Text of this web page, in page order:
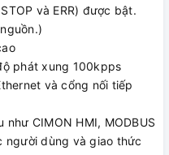
và ERR) được bật.
phát xung 100kpps
và cổng nối tiếp
CIMON HMI, MODBUS
người dùng và giao thức